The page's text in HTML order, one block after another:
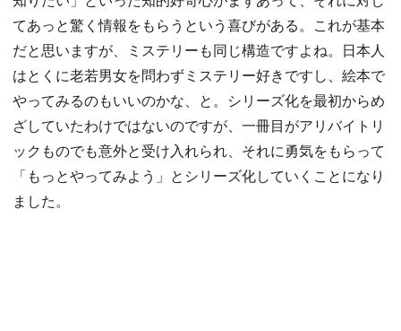
てあっと驚く情報をもらうという喜びがある。これが基本
だと思いますが、ミステリーも同じ構造ですよね。日本人
はとくに老若男女を問わずミステリー好きですし、絵本で
やってみるのもいいのかな、と。シリーズ化を最初からめ
ざしていたわけではないのですが、一冊目がアリバイトリ
ックものでも意外と受け入れられ、それに勇気をもらって
「もっとやってみよう」とシリーズ化していくことになり
ました。